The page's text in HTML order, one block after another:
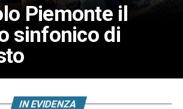
Piemonte il
sinfonico di
IN EVIDENZA